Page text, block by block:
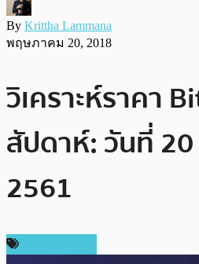
By Krittha Lammana
พฤษภาคม 20, 2018
วิเคราะห์ราคา
สัปดาห์: วันที่
2561